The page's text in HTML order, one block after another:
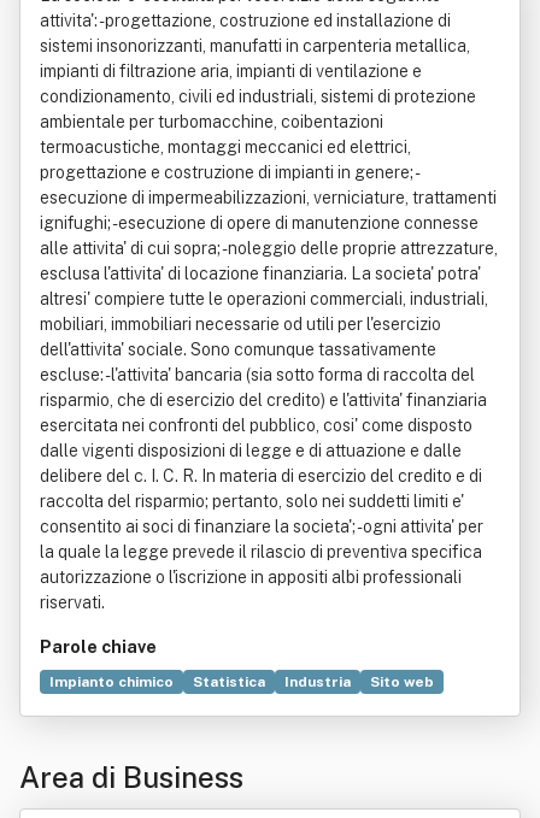
attivita': - progettazione, costruzione ed installazione di
sistemi insonorizzanti, manufatti in carpenteria metallica,
impianti di filtrazione aria, impianti di ventilazione e
condizionamento, civili ed industriali, sistemi di protezione
ambientale per turbomacchine, coibentazioni
termoacustiche, montaggi meccanici ed elettrici,
progettazione e costruzione di impianti in genere; -
esecuzione di impermeabilizzazioni, verniciature, trattamenti
ignifughi; - esecuzione di opere di manutenzione connesse
alle attivita' di cui sopra; - noleggio delle proprie attrezzature,
esclusa l'attivita' di locazione finanziaria. La societa' potra'
altresi' compiere tutte le operazioni commerciali, industriali,
mobiliari, immobiliari necessarie od utili per l'esercizio
dell'attivita' sociale. Sono comunque tassativamente
escluse: - l'attivita' bancaria (sia sotto forma di raccolta del
risparmio, che di esercizio del credito) e l'attivita' finanziaria
esercitata nei confronti del pubblico, cosi' come disposto
dalle vigenti disposizioni di legge e di attuazione e dalle
delibere del c. I. C. R. In materia di esercizio del credito e di
raccolta del risparmio; pertanto, solo nei suddetti limiti e'
consentito ai soci di finanziare la societa'; - ogni attivita' per
la quale la legge prevede il rilascio di preventiva specifica
autorizzazione o l'iscrizione in appositi albi professionali
riservati.
Parole chiave
Impianto chimico Statistica Industria
Sito web
Elettricità
Manutenzione
Area di Business